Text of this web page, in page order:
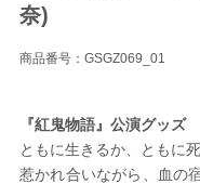
奈)
商品番号：GSGZ069_01
『紅鬼物語』公演グッズ
ともに生きるか、ともに
惹かれ合いながら、血の